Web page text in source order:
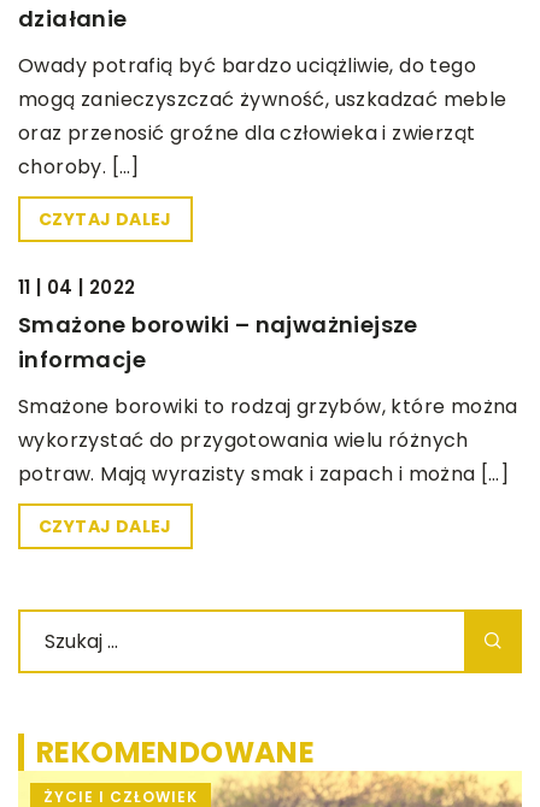
działanie
Owady potrafią być bardzo uciążliwie, do tego
mogą zanieczyszczać żywność, uszkadzać meble
oraz przenosić groźne dla człowieka i zwierząt
choroby. […]
CZYTAJ DALEJ
11 | 04 | 2022
Smażone borowiki – najważniejsze
informacje
Smażone borowiki to rodzaj grzybów, które można
wykorzystać do przygotowania wielu różnych
potraw. Mają wyrazisty smak i zapach i można […]
CZYTAJ DALEJ
REKOMENDOWANE
ŻYCIE I CZŁOWIEK